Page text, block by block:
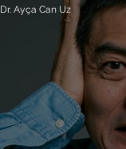
Dr. Ayça Can Uz